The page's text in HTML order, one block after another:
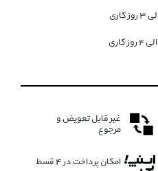
غیر قابل تعویض و
مرجوع
امکان پرداخت در 4 قسط